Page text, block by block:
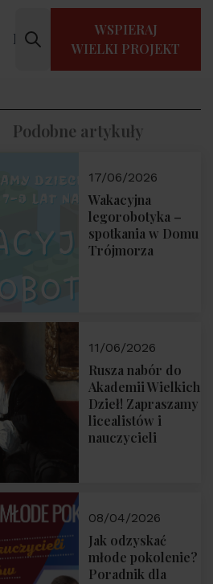
Kontakt
WSPIERAJ
WIELKI PROJEKT
Podobne artykuły
17/06/2026
Wakacyjna
legorobotyka –
spotkania w Domu
Trójmorza
11/06/2026
Rusza nabór do
Akademii Wielkich
Dzieł! Zapraszamy
licealistów i
nauczycieli
08/04/2026
Jak odzyskać
młode pokolenie?
Poradnik dla